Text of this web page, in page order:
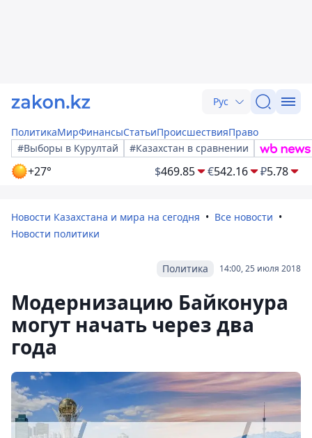
Рус
ПолитикаМирФинансыСтатьиПроисшествияПраво
#Выборы в Курултай
#Казахстан в сравнении
+27° $469.85 €542.16 ₽5.78
Новости Казахстана и мира на сегодня
Все новости
Новости политики
14:00, 25 июля 2018
Политика
Модернизацию Байконура
могут начать через два
года